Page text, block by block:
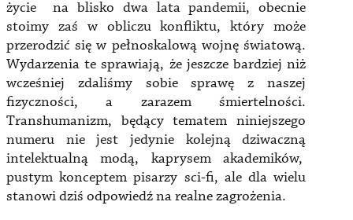
życie na blisko dwa lata pandemii, obecnie
stoimy zaś w obliczu konfliktu, który może
przerodzić się w pełnoskalową wojnę światową.
Wydarzenia te sprawiają, że jeszcze bardziej niż
wcześniej zdaliśmy sobie sprawę z naszej
fizyczności, a zarazem śmiertelności.
Transhumanizm, będący tematem niniejszego
numeru nie jest jedynie kolejną dziwaczną
intelektualną modą, kaprysem akademików,
pustym konceptem pisarzy sci-fi, ale dla wielu
stanowi dziś odpowiedź na realne zagrożenia.